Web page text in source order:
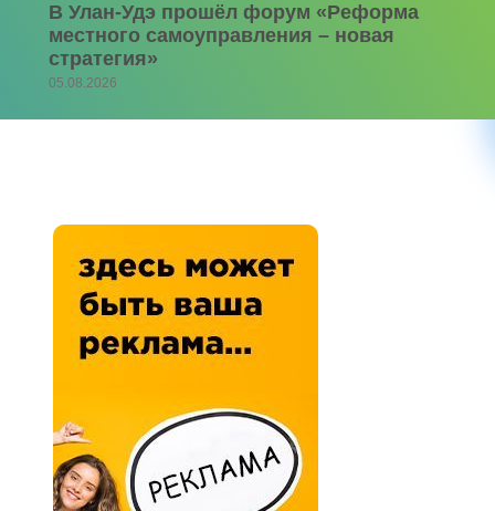
В Улан-Удэ прошёл форум «Реформа
местного самоуправления – новая
стратегия»
05.08.2026